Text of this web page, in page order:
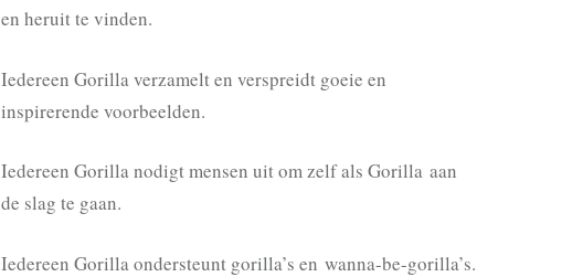
en heruit te vinden.
Iedereen Gorilla verzamelt en verspreidt goeie en
inspirerende voorbeelden.
Iedereen Gorilla nodigt mensen uit om zelf als Gorilla aan
de slag te gaan.
Iedereen Gorilla ondersteunt gorilla’s en wanna-be-gorilla’s.